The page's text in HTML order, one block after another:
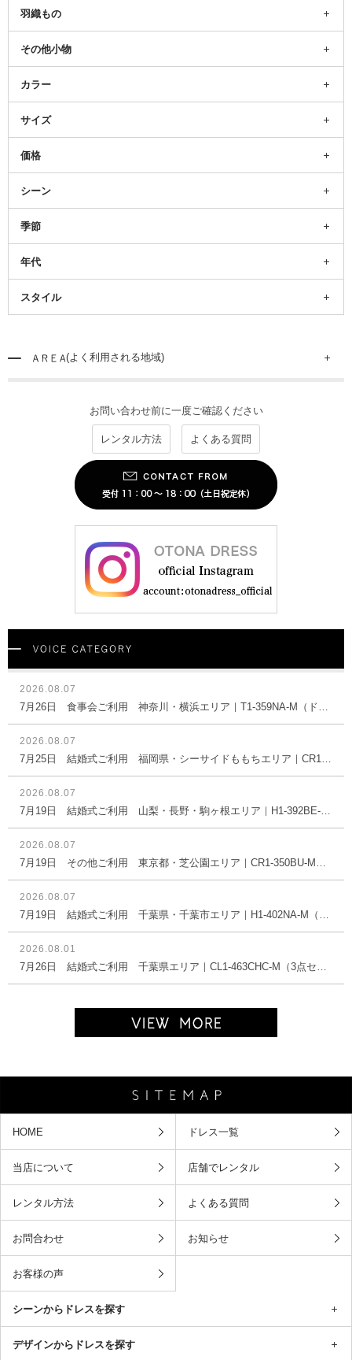
羽織もの
その他小物
カラー
サイズ
価格
シーン
季節
年代
スタイル
(よく利用される地域)
お問い合わせ前に一度ご確認ください
レンタル方法 よくある質問
2026.08.07
2026.08.07
2026.08.07
2026.08.07
2026.08.07
2026.08.01
HOME ドレス一覧
当店について 店舗でレンタル
レンタル方法 よくある質問
お問合わせ お知らせ
お客様の声
シーンからドレスを探す
デザインからドレスを探す